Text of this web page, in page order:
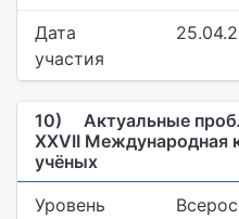
Дата
участия
10)
Актуальные
XXVII Международная
учёных
Уровень